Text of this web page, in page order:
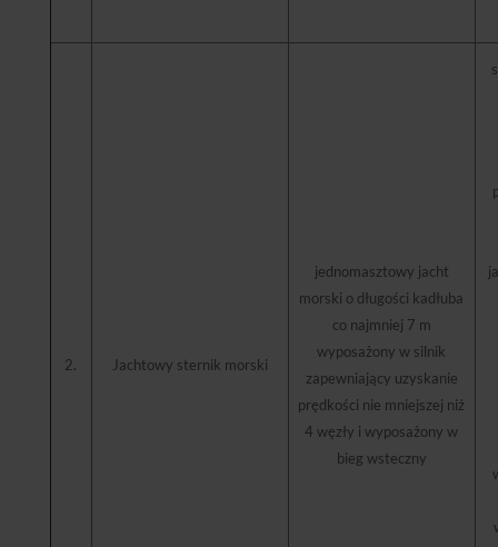
2. Jachtowy sternik morski
jednomasztowy jacht
morski o długości kadłuba
co najmniej 7 m
wyposażony w silnik
zapewniający uzyskanie
prędkości nie mniejszej niż
4 węzły i wyposażony w
bieg wsteczny